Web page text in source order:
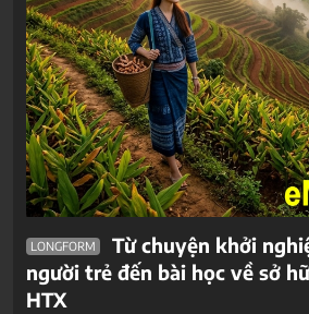
LONGFORM
Từ chuyện khởi
người trẻ đến bài học về sở
HTX